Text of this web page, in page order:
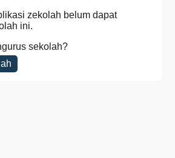
zekolah belum dapat
ini.
sekolah?